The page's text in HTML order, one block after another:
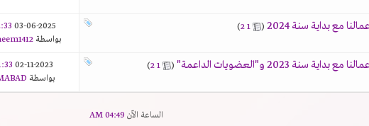
مع بداية سنة 2024 (
1
2
)
03-06-2025
PM
بواسطة
سنة 2023 و"العضويات الداعمة" (
1
2
)
02-11-2023
AM
بواسطة
الساعة الآن 04:49 AM